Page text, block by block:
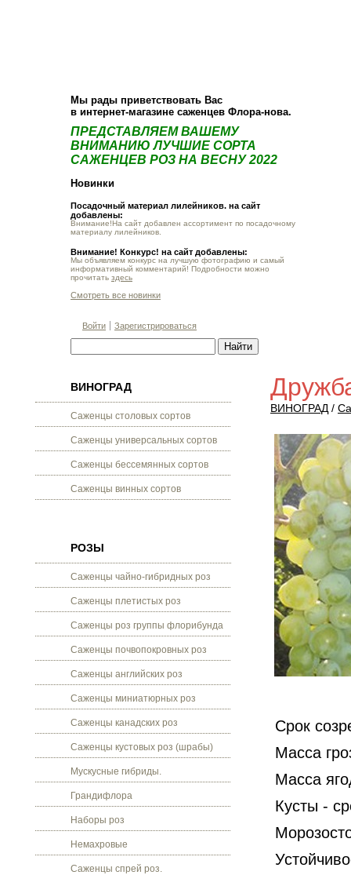
Мы рады приветствовать Вас
в интернет-магазине саженцев Флора-нова.
ПРЕДСТАВЛЯЕМ ВАШЕМУ
ВНИМАНИЮ ЛУЧШИЕ СОРТА
САЖЕНЦЕВ РОЗ НА ВЕСНУ 2022
Новинки
Посадочный материал лилейников. на сайт
добавлены:
Внимание!На сайт добавлен ассортимент по посадочному
материалу лилейников.
Внимание! Конкурс! на сайт добавлены:
Мы объявляем конкурс на лучшую фотографию и самый
информативный комментарий! Подробности можно
прочитать здесь
Смотреть все новинки
Войти Зарегистрироваться
ВИНОГРАД
Саженцы столовых сортов
Саженцы универсальных сортов
Саженцы бессемянных сортов
Саженцы винных сортов
РОЗЫ
Саженцы чайно-гибридных роз
Саженцы плетистых роз
Саженцы роз группы флорибунда
Саженцы почвопокровных роз
Саженцы английских роз
Саженцы миниатюрных роз
Саженцы канадских роз
Саженцы кустовых роз (шрабы)
Мускусные гибриды.
Грандифлора
Наборы роз
Немахровые
Саженцы спрей роз.
ВИНОГРАД /
Срок
Масса
Масса
Кусты -